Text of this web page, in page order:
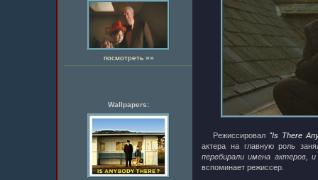
посмотреть »»
Wallpapers:
Режиссировал "Is There
актера на главную роль
перебирали имена актеров,
вспоминает режиссер.